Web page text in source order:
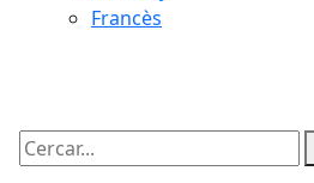
Francès
Cercar: